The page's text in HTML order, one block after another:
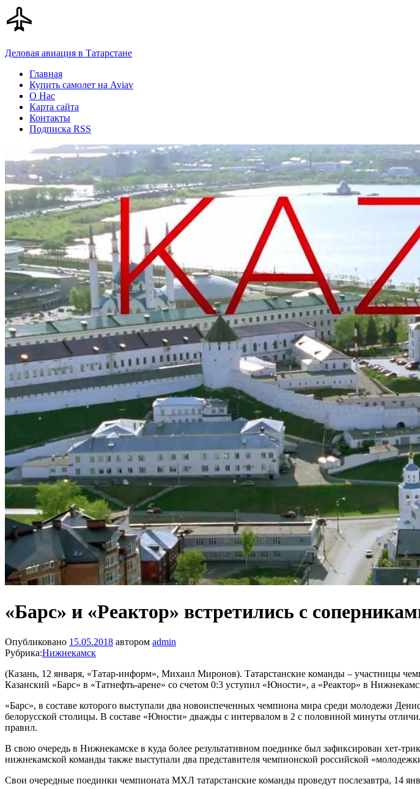
Деловая авиация в Татарстане
Главная
Купить самолет на Aviav
О Нас
Карта сайта
Контакты
Подписка RSS
«Барс» и «Реактор» встретились с
Опубликовано 15.05.2018 автором admin
Рубрика:Нижнекамск
(Казань, 12 января, «Татар-информ», Михаил Миронов). Татарстанские команды – участницы
Казанский «Барс» в «Татнефть-арене» со счетом 0:3 уступил «Юности», а «Реактор» в
«Барс», в составе которого выступали два новоиспеченных чемпиона мира среди молодежи
белорусской столицы. В составе «Юности» дважды с интервалом в 2 с половиной минуты
правил.
В свою очередь в Нижнекамске в куда более результативном поединке был зафиксирован хет-
нижнекамской команды также выступали два представителя чемпионской российской
Свои очередные поединки чемпионата МХЛ татарстанские команды проведут послезавтра, 14